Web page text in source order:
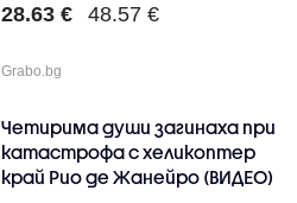
28.63 € 48.57 €
Grabo.bg
Четирима души загинаха при
катастрофа с хеликоптер
край Рио де Жанейро (ВИДЕО)